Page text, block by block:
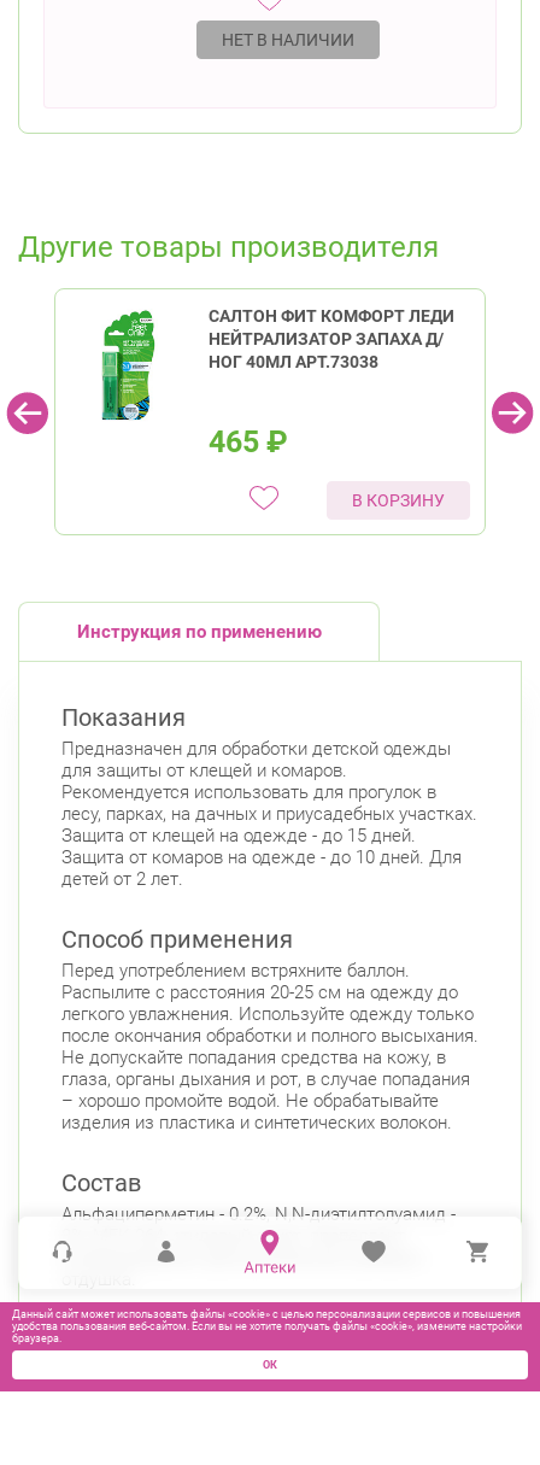
НЕТ В НАЛИЧИИ
Другие товары производителя
САЛТОН ФИТ КОМФОРТ ЛЕДИ
НЕЙТРАЛИЗАТОР ЗАПАХА Д/
НОГ 40МЛ АРТ.73038
465 ₽
В КОРЗИНУ
Инструкция по применению
Показания
Предназначен для обработки детской одежды
для защиты от клещей и комаров.
Рекомендуется использовать для прогулок в
лесу, парках, на дачных и приусадебных участках.
Защита от клещей на одежде - до 15 дней.
Защита от комаров на одежде - до 10 дней. Для
детей от 2 лет.
Способ применения
Перед употреблением встряхните баллон.
Распылите с расстояния 20-25 см на одежду до
легкого увлажнения. Используйте одежду только
после окончания обработки и полного высыхания.
Не допускайте попадания средства на кожу, в
глаза, органы дыхания и рот, в случае попадания
– хорошо промойте водой. Не обрабатывайте
изделия из пластика и синтетических волокон.
Состав
Альфациперметин - 0.2%, N,N-диэтилтолуамид -
8%, МГК-264, этиловый спирт, пропеллент
углеводородный, функциональные добавки,
Данный сайт может использовать файлы «cookie» с целью персонализации сервисов и повышения
удобства пользования веб-сайтом. Если вы не хотите получать файлы «cookie», измените настройки
браузера.
ОК